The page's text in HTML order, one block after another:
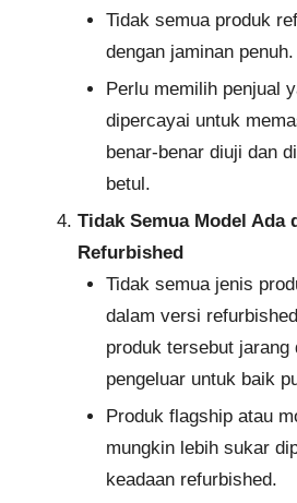
Tidak semua produk
dengan jaminan penuh.
Perlu memilih penjual
dipercayai untuk
benar-benar diuji dan
betul.
Tidak Semua Model Ada
Refurbished
Tidak semua jenis
dalam versi
produk tersebut jarang
pengeluar untuk baik
Produk flagship atau
mungkin lebih sukar
keadaan refurbished.